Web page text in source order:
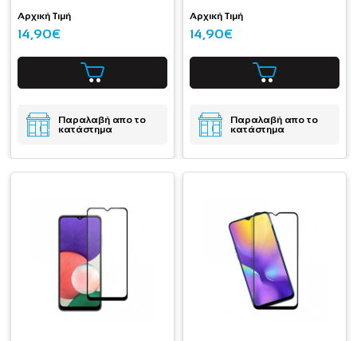
Αρχική Τιμή
14,90€
Παραλαβή απο το
κατάστημα
Αρχική Τιμή
14,90€
Παραλαβή απο το
κατάστημα